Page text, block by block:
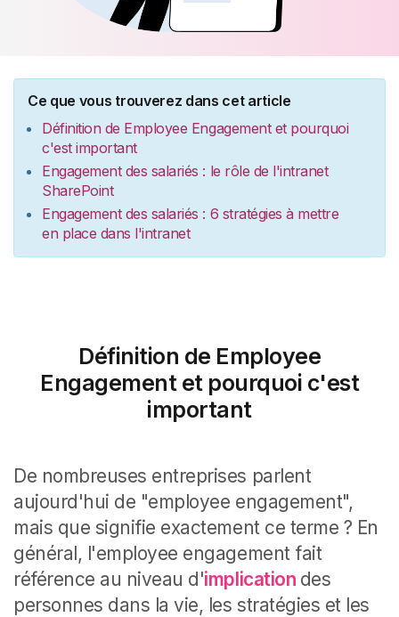
Ce que vous trouverez dans cet article
Définition de Employee Engagement et pourquoi
c'est important
Engagement des salariés : le rôle de l'intranet
SharePoint
Engagement des salariés : 6 stratégies à mettre
en place dans l'intranet
Définition de Employee
Engagement et pourquoi c'est
important
De nombreuses entreprises parlent
aujourd'hui de "employee engagement",
mais que signifie exactement ce terme ? En
général, l'employee engagement fait
référence au niveau d'implication des
personnes dans la vie, les stratégies et les